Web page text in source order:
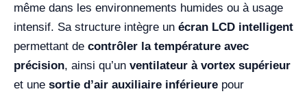
même dans les environnements humides ou à usage
intensif. Sa structure intègre un écran LCD intelligent
permettant de contrôler la température avec
précision, ainsi qu’un ventilateur à vortex supérieur
et une sortie d’air auxiliaire inférieure pour